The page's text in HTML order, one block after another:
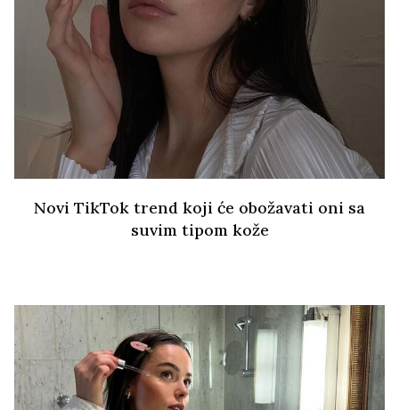
Novi TikTok trend koji će obožavati oni sa
suvim tipom kože